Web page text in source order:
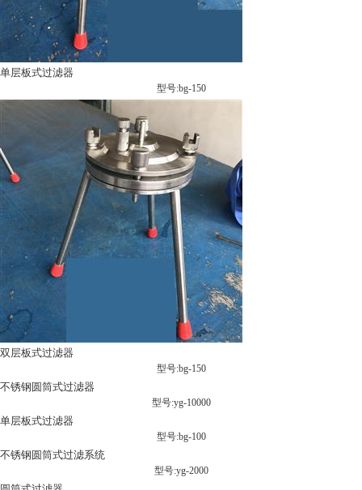
单层板式过滤器
型号:bg-150
双层板式过滤器
型号:bg-150
不锈钢圆筒式过滤器
型号:yg-10000
单层板式过滤器
型号:bg-100
不锈钢圆筒式过滤系统
型号:yg-2000